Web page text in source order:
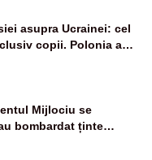
asupra Ucrainei: cel
copii. Polonia a
vânătoare
Mijlociu se
bombardat ținte